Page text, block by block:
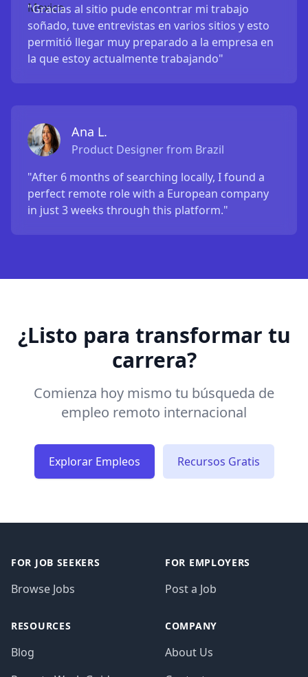
"Gracias al sitio pude encontrar mi trabajo
soñado, tuve entrevistas en varios sitios y esto
permitió llegar muy preparado a la empresa en
la que estoy actualmente trabajando"
Ana L.
Product Designer from Brazil
"After 6 months of searching locally, I found a
perfect remote role with a European company
in just 3 weeks through this platform."
¿Listo para transformar tu
carrera?
Comienza hoy mismo tu búsqueda de
empleo remoto internacional
Explorar Empleos Recursos Gratis
FOR JOB SEEKERS
Browse Jobs
FOR EMPLOYERS
Post a Job
RESOURCES
Blog
COMPANY
About Us